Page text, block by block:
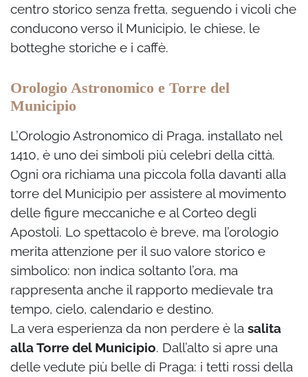
centro storico senza fretta, seguendo i vicoli che
conducono verso il Municipio, le chiese, le
botteghe storiche e i caffè.
Orologio Astronomico e Torre del
Municipio
L’Orologio Astronomico di Praga, installato nel
1410, è uno dei simboli più celebri della città.
Ogni ora richiama una piccola folla davanti alla
torre del Municipio per assistere al movimento
delle figure meccaniche e al Corteo degli
Apostoli. Lo spettacolo è breve, ma l’orologio
merita attenzione per il suo valore storico e
simbolico: non indica soltanto l’ora, ma
rappresenta anche il rapporto medievale tra
tempo, cielo, calendario e destino.
La vera esperienza da non perdere è la salita
alla Torre del Municipio. Dall’alto si apre una
delle vedute più belle di Praga: i tetti rossi della